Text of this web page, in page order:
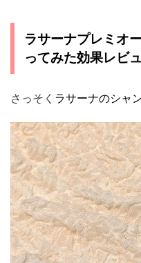
ラサーナプレミオ
ってみた効果レビ
さっそく ラサーナのシャ